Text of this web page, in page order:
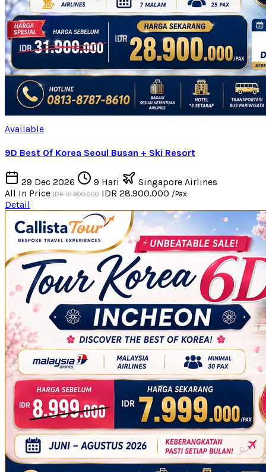
Available
9D Best Of Korea Seoul Busan + Ski Resort
29 Dec 2026 9 Hari
Singapore Airlines
All In Price IDR 31.900.000 IDR 28.900.000 /Pax
Detail